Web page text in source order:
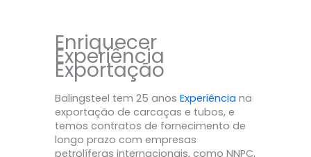
Enriquecer
Experiência
Exportação
Balingsteel tem 25 anos Experiência na
exportação de carcaças e tubos, e
temos contratos de fornecimento de
longo prazo com empresas
petrolíferas internacionais, como NNPC,